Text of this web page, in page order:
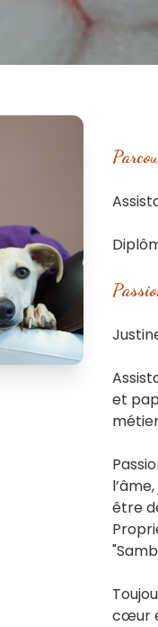
et
être
cœur